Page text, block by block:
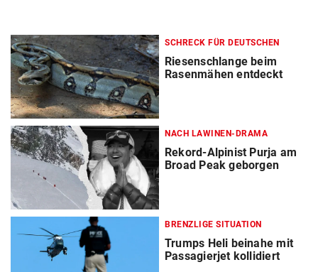
SCHRECK FÜR DEUTSCHEN
Riesenschlange beim
Rasenmähen entdeckt
NACH LAWINEN-DRAMA
Rekord-Alpinist Purja am
Broad Peak geborgen
BRENZLIGE SITUATION
Trumps Heli beinahe mit
Passagierjet kollidiert